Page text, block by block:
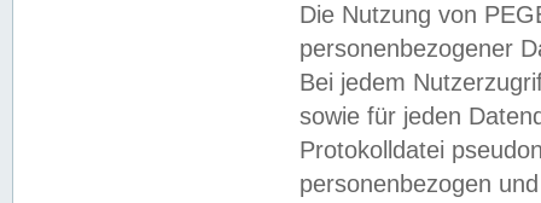
Die Nutzung von
personenbezogener
Bei jedem
sowie für jeden
Protokolldatei
personenbezogen